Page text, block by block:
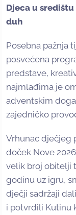
Djeca u
duh
Posebna pažnja
posvećena
predstave,
najmlađima je
adventskim
zajedničko
Vrhunac dječjeg
doček Nove
velik broj obitelji
godinu uz igru,
dječji sadržaji
i potvrdili Kutinu